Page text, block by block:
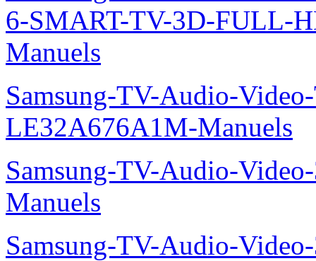
6-SMART-TV-3D-FULL-
Manuels
Samsung-TV-Audio-
LE32A676A1M-Manuels
Samsung-TV-Audio-
Manuels
Samsung-TV-Audio-